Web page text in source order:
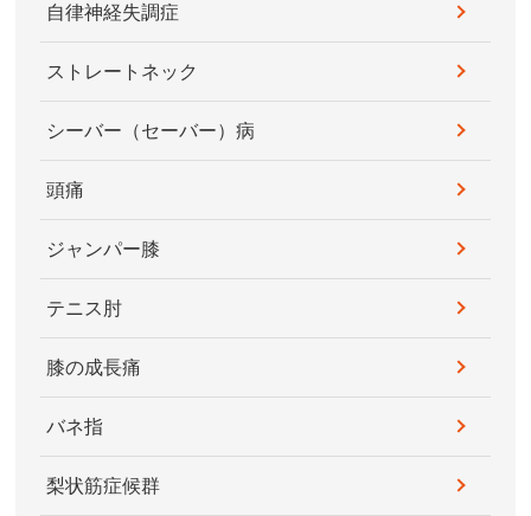
自律神経失調症
ストレートネック
シーバー（セーバー）病
頭痛
ジャンパー膝
テニス肘
膝の成長痛
バネ指
梨状筋症候群